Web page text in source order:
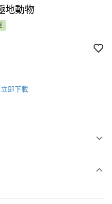
地動物
立即下載